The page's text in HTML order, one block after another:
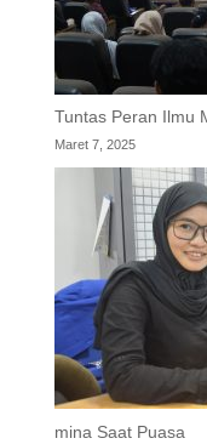
Tuntas Peran Ilmu
Maret 7, 2025
mina Saat Puasa